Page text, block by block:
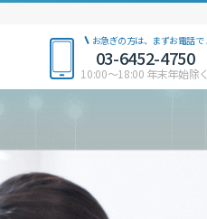
お急ぎの方は、まずお電話で
03-6452-4750
10:00〜18:00 年末年始除く